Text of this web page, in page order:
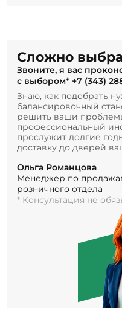
Сложно
Звоните, я вас
с выбором* +7 (343)
Знаю, как подобрать
балансировочный
решить ваши
профессиональный
прослужит долгие
доставку до дверей
Ольга Романцова
Менеджер по
розничного отдела
* Консультация не